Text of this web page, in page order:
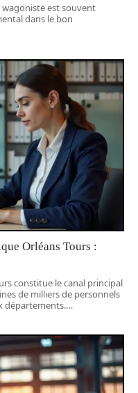
est souvent
dans le bon
Orléans Tours :
constitue le canal principal
de milliers de personnels
départements.…